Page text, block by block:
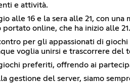
e attività.
alle 16 e la sera alle 21, con
online, che ha inizio alle 21.
per gli appassionati di
voglia unirsi e trascorrere del
preferiti, offrendo ai
gestione del server, siamo